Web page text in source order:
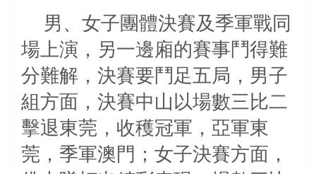
男、女子團體決賽及季軍戰同
場上演，另一邊廂的賽事鬥得難
分難解，決賽要鬥足五局，男子
組方面，決賽中山以場數三比二
擊退東莞，收穫冠軍，亞軍東
莞，季軍澳門；女子決賽方面，